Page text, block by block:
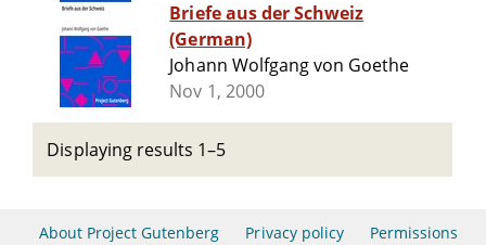
Briefe aus der Schweiz
(German)
Johann Wolfgang von Goethe
Nov 1, 2000
Displaying results 1–5
About Project Gutenberg Privacy policy Permissions